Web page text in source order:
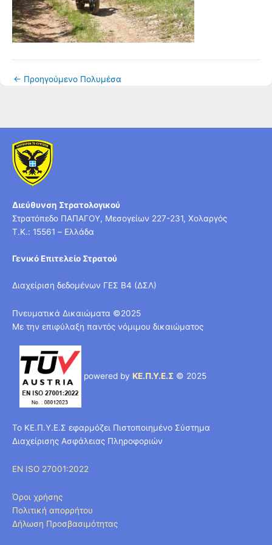
← Προηγούμενο Πολυμέσα
Διεύθυνση Στρατολογικού
Στρατόπεδο ΠΑΠΑΓΟΥ, Μεσογείων 227-231, Χολαργός
T.K.: 15561 – Ελλάδα
Γενικό Επιτελείο Στρατού
Διαχείριση δεδομένων ΓΕΣ Β4 (ΔΣΛ)
Πνευματικά Δικαιώματα ©2025
Με την επιφύλαξη παντός νόμιμου δικαιώματος
powered by ΚΕ.Π.Υ.Ε.Σ © 2025
Το ΚΕ.Π.Υ.Ε.Σ εφαρμόζει Πιστοποιημένο Σύστημα
Διαχείρισης Ασφάλειας Πληροφοριών
EN ISO 27001:2022
Όροι χρήσης
Πολιτική απορρήτου
Δήλωση Προσβασιμότητας